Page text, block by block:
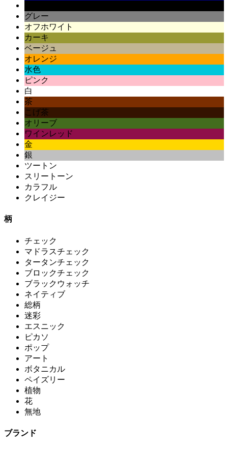
グレー
オフホワイト
カーキ
ベージュ
オレンジ
水色
ピンク
白
茶
こげ茶
オリーブ
ワインレッド
金
銀
ツートン
スリートーン
カラフル
クレイジー
柄
チェック
マドラスチェック
タータンチェック
ブロックチェック
ブラックウォッチ
ネイティブ
総柄
迷彩
エスニック
ピカソ
ポップ
アート
ボタニカル
ペイズリー
植物
花
無地
ブランド